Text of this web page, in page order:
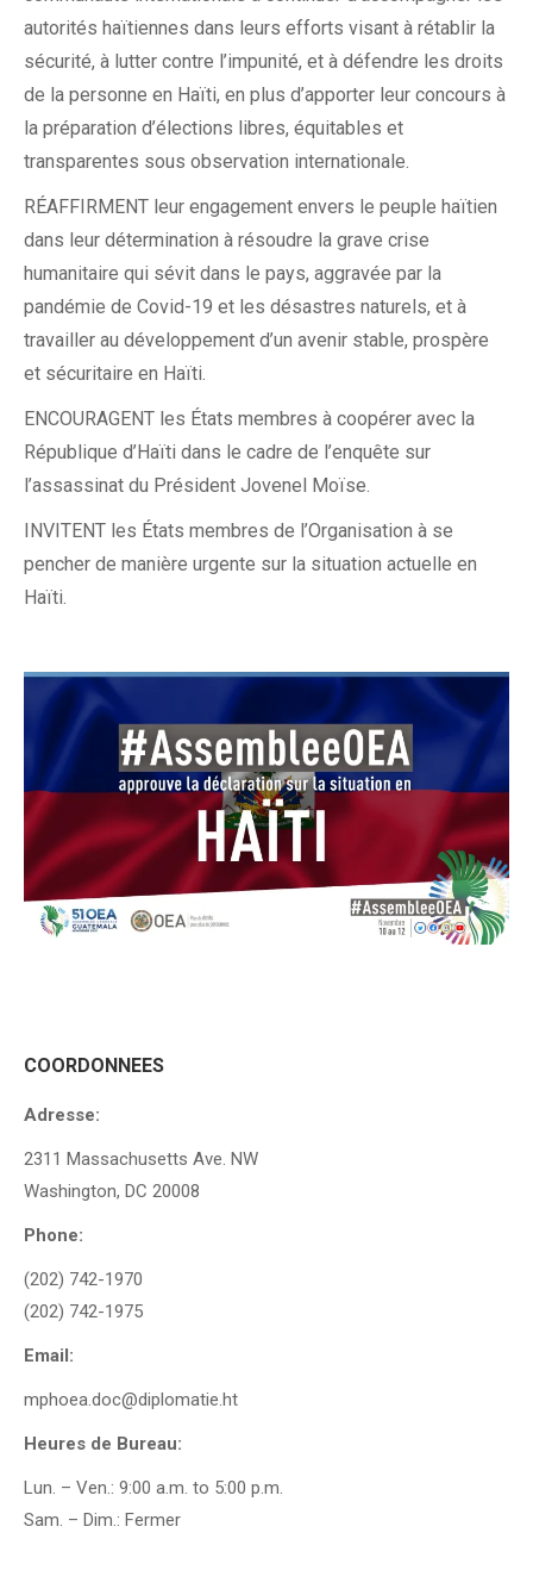
autorités haïtiennes dans leurs efforts visant à rétablir la
sécurité, à lutter contre l’impunité, et à défendre les droits
de la personne en Haïti, en plus d’apporter leur concours à
la préparation d’élections libres, équitables et
transparentes sous observation internationale.
RÉAFFIRMENT leur engagement envers le peuple haïtien
dans leur détermination à résoudre la grave crise
humanitaire qui sévit dans le pays, aggravée par la
pandémie de Covid-19 et les désastres naturels, et à
travailler au développement d’un avenir stable, prospère
et sécuritaire en Haïti.
ENCOURAGENT les États membres à coopérer avec la
République d’Haïti dans le cadre de l’enquête sur
l’assassinat du Président Jovenel Moïse.
INVITENT les États membres de l’Organisation à se
pencher de manière urgente sur la situation actuelle en
Haïti.
COORDONNEES
Adresse:
2311 Massachusetts Ave. NW
Washington, DC 20008
Phone:
(202) 742-1970
(202) 742-1975
Email:
mphoea.doc@diplomatie.ht
Heures de Bureau:
Lun. – Ven.: 9:00 a.m. to 5:00 p.m.
Sam. – Dim.: Fermer